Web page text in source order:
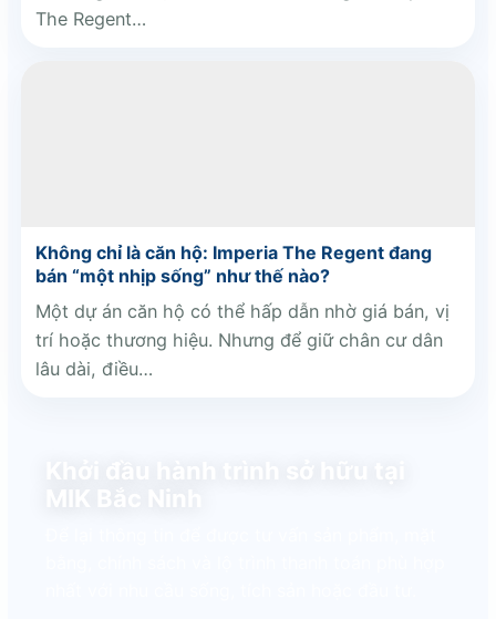
The Regent…
Không chỉ là căn hộ: Imperia The Regent đang
bán “một nhịp sống” như thế nào?
Một dự án căn hộ có thể hấp dẫn nhờ giá bán, vị
trí hoặc thương hiệu. Nhưng để giữ chân cư dân
lâu dài, điều…